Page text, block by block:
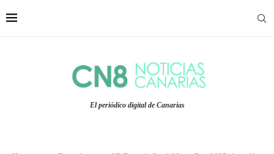
El periódico digital de Canarias